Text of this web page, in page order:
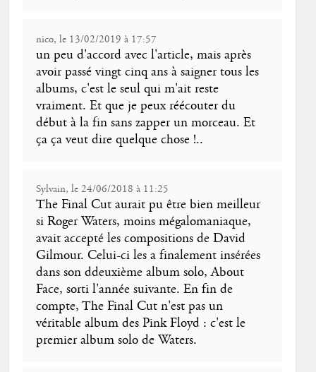
nico, le 13/02/2019 à 17:57
un peu d'accord avec l'article, mais après
avoir passé vingt cinq ans à saigner tous les
albums, c'est le seul qui m'ait reste
vraiment. Et que je peux réécouter du
début à la fin sans zapper un morceau. Et
ça ça veut dire quelque chose !..
Sylvain, le 24/06/2018 à 11:25
The Final Cut aurait pu être bien meilleur
si Roger Waters, moins mégalomaniaque,
avait accepté les compositions de David
Gilmour. Celui-ci les a finalement insérées
dans son ddeuxième album solo, About
Face, sorti l'année suivante. En fin de
compte, The Final Cut n'est pas un
véritable album des Pink Floyd : c'est le
premier album solo de Waters.